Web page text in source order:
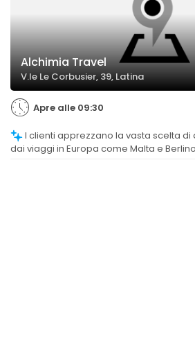
Alchimia Travel
V.le Le Corbusier, 39, Latina
Apre alle 09:30
dai viaggi in Europa come Malta e